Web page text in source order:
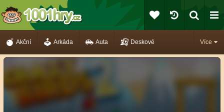
Více
Akční Arkáda Auta Deskové